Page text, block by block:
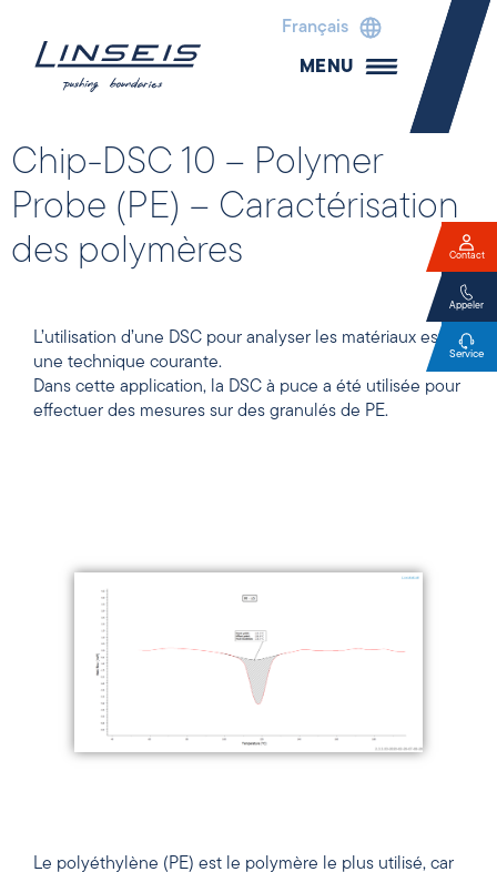
Français
MENU
Chip-DSC 10 – Polymer
Probe (PE) – Caractérisation
des polymères
L’utilisation d’une DSC pour analyser les matériaux est
une technique courante.
Dans cette application, la DSC à puce a été utilisée pour
effectuer des mesures sur des granulés de PE.
Le polyéthylène (PE) est le polymère le plus utilisé, car
Contact
Appeler
Service